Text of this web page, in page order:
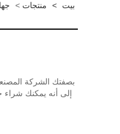
بيت > منتجات >
بصفتك الشركة